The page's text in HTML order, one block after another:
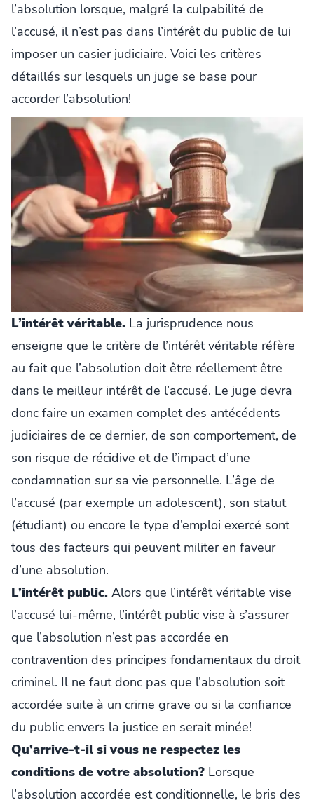
l’absolution lorsque, malgré la culpabilité de
l’accusé, il n’est pas dans l’intérêt du public de lui
imposer un casier judiciaire. Voici les critères
détaillés sur lesquels un juge se base pour
accorder l’absolution!
L’intérêt véritable. La jurisprudence nous
enseigne que le critère de l’intérêt véritable réfère
au fait que l’absolution doit être réellement être
dans le meilleur intérêt de l’accusé. Le juge devra
donc faire un examen complet des antécédents
judiciaires de ce dernier, de son comportement, de
son risque de récidive et de l’impact d’une
condamnation sur sa vie personnelle. L’âge de
l’accusé (par exemple un adolescent), son statut
(étudiant) ou encore le type d’emploi exercé sont
tous des facteurs qui peuvent militer en faveur
d’une absolution.
L’intérêt public. Alors que l’intérêt véritable vise
l’accusé lui-même, l’intérêt public vise à s’assurer
que l’absolution n’est pas accordée en
contravention des principes fondamentaux du droit
criminel. Il ne faut donc pas que l’absolution soit
accordée suite à un crime grave ou si la confiance
du public envers la justice en serait minée!
Qu’arrive-t-il si vous ne respectez les
conditions de votre absolution? Lorsque
l’absolution accordée est conditionnelle, le bris des